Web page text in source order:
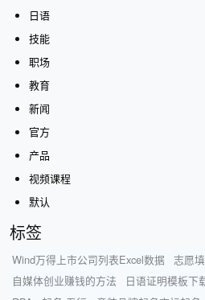
日语
技能
职场
教育
新闻
官方
产品
视频课程
默认
标签
Wind万得上市公司列表Excel数据
志愿
自媒体创业赚钱的方法
日语证明模板下